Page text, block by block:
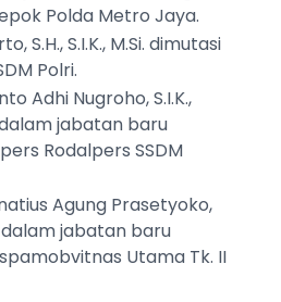
Polda Metro Jaya.
S.H., S.I.K., M.Si. dimutasi
Polri.
Adhi Nugroho, S.I.K.,
jabatan baru
Rodalpers SSDM
Agung Prasetyoko,
dalam jabatan baru
Utama Tk. II